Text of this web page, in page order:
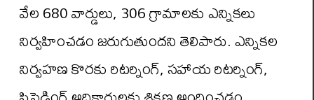
వేల 680 వార్డులు, 306 గ్రామాలకు ఎన్నికలు
నిర్వహించడం జరుగుతుందని తెలిపారు. ఎన్నికల
నిర్వహణ కొరకు రిటర్నింగ్, సహాయ రిటర్నింగ్,